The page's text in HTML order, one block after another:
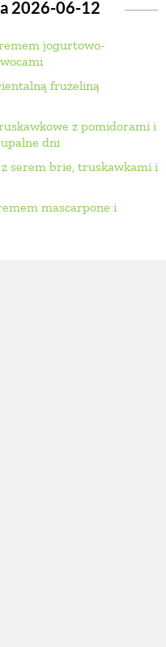
2026-06-12
jogurtowo-
frużeliną
z pomidorami i
dni
serem brie, truskawkami i
mascarpone i
DOM